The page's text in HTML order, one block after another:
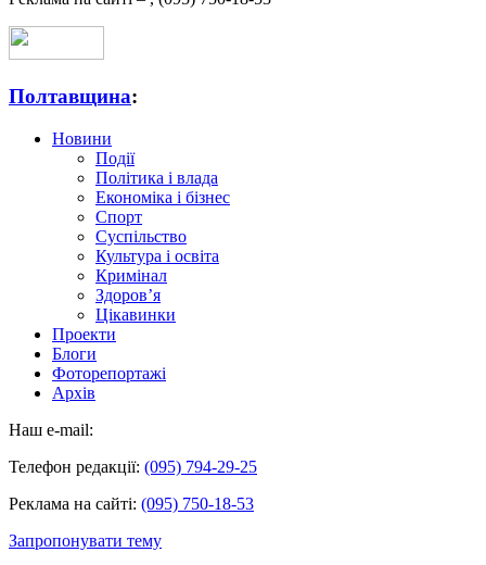
Полтавщина:
Новини
Події
Політика і влада
Економіка і бізнес
Спорт
Суспільство
Культура і освіта
Кримінал
Здоров’я
Цікавинки
Проекти
Блоги
Фоторепортажі
Архів
Наш e-mail:
Телефон редакції: (095) 794-29-25
Реклама на сайті: (095) 750-18-53
Запропонувати тему